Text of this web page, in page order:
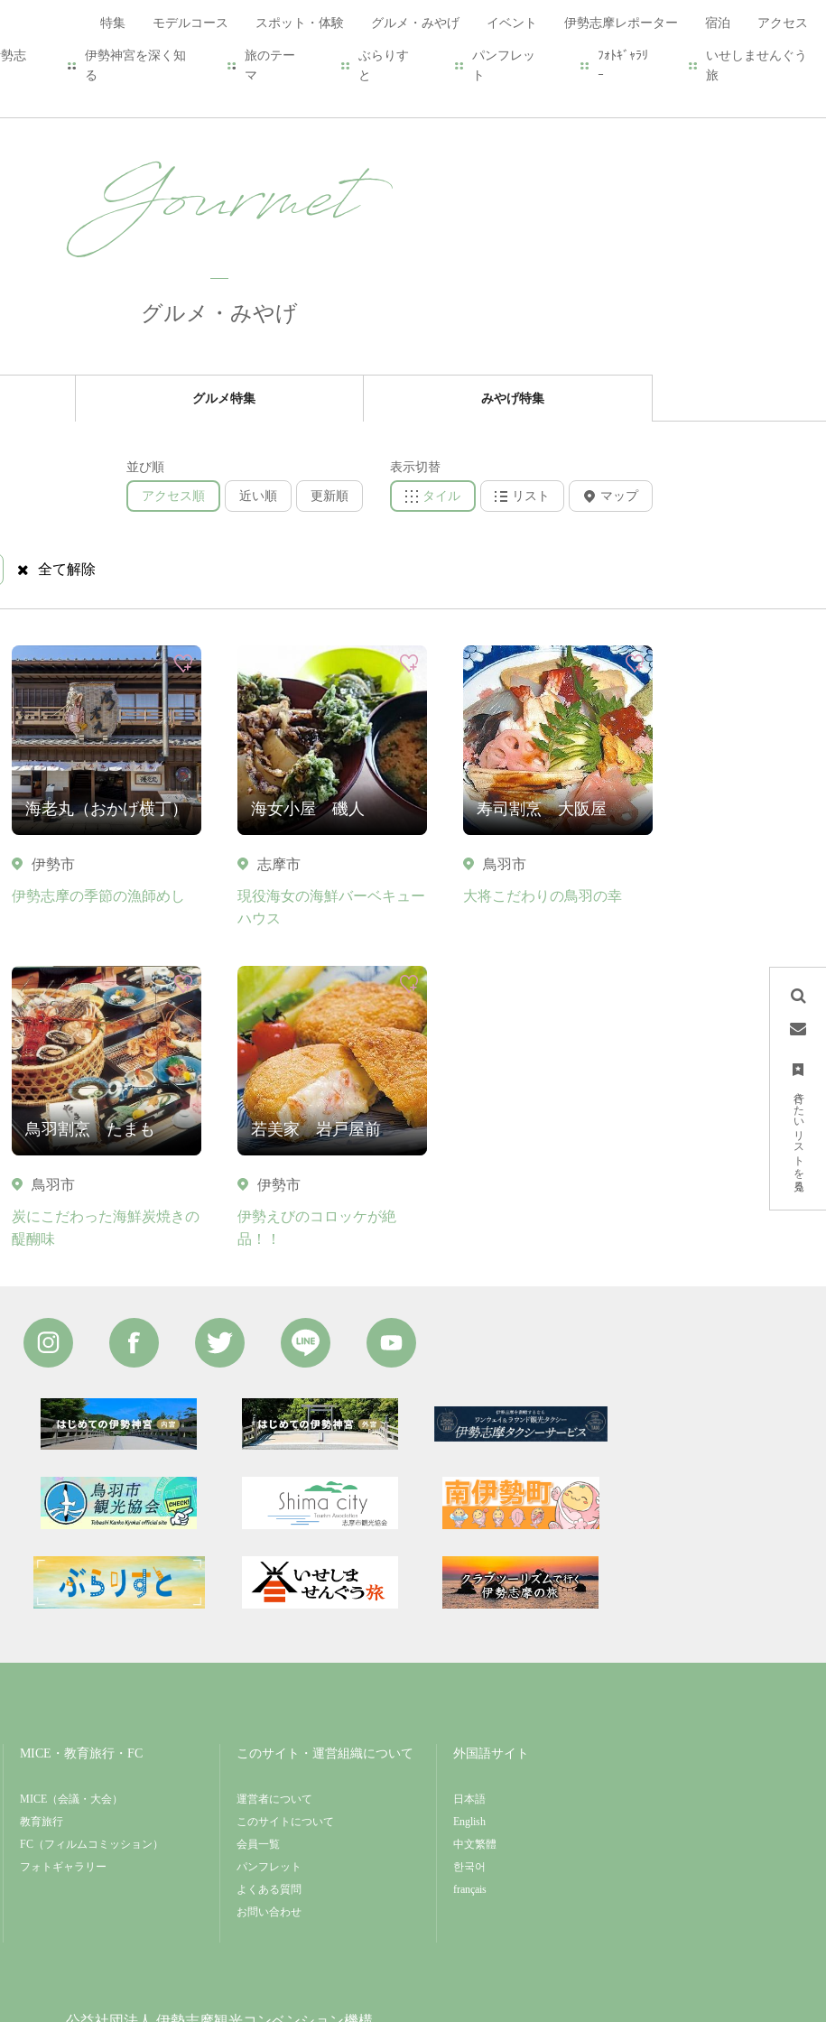
特集 モデルコース スポット・体験 グルメ・みやげ イベント 伊勢志摩レポーター 宿泊 アクセス
志
伊勢神宮を深く知
る
旅のテー
マ
ぶらりす
と
パンフレッ
ト
ﾌｫﾄｷﾞｬﾗﾘ
ｰ
いせしませんぐう
旅
行きたいリストを見る
Gourmet
グルメ・みやげ
グルメ特集 みやげ特集
並び順
アクセス順 近い順 更新順
表示切替
タイル リスト マップ
全て解除
海老丸（おかげ横丁）
伊勢市
伊勢志摩の季節の漁師めし
海女小屋 磯人
志摩市
現役海女の海鮮バーベキュー
ハウス
寿司割烹 大阪屋
鳥羽市
大将こだわりの鳥羽の幸
鳥羽割烹 たまも
鳥羽市
炭にこだわった海鮮炭焼きの
醍醐味
若美家 岩戸屋前
伊勢市
伊勢えびのコロッケが絶
品！！
MICE・教育旅行・FC
MICE（会議・大会）
教育旅行
FC（フィルムコミッション）
フォトギャラリー
このサイト・運営組織について
運営者について
このサイトについて
会員一覧
パンフレット
よくある質問
お問い合わせ
外国語サイト
日本語
English
中文繁體
한국어
français